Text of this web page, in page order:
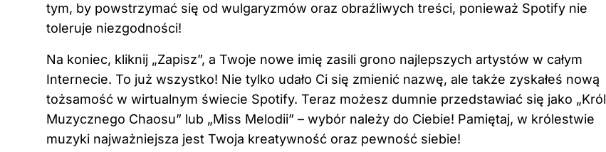
tym, by powstrzymać się od wulgaryzmów oraz obraźliwych treści, ponieważ Spotify nie
toleruje niezgodności!
Na koniec, kliknij „Zapisz”, a Twoje nowe imię zasili grono najlepszych artystów w całym
Internecie. To już wszystko! Nie tylko udało Ci się zmienić nazwę, ale także zyskałeś nową
tożsamość w wirtualnym świecie Spotify. Teraz możesz dumnie przedstawiać się jako „Król
Muzycznego Chaosu” lub „Miss Melodii” – wybór należy do Ciebie! Pamiętaj, w królestwie
muzyki najważniejsza jest Twoja kreatywność oraz pewność siebie!